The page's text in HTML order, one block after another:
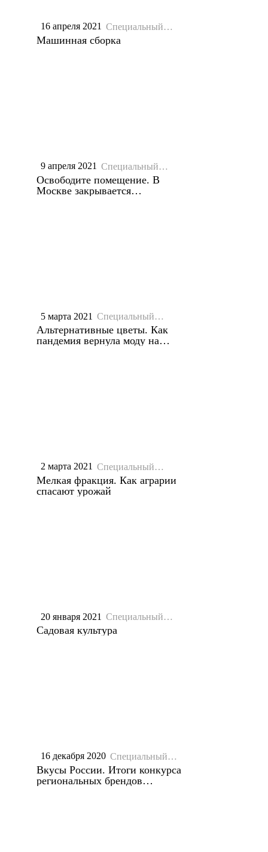
16 апреля 2021 Специальный
Машинная сборка
9 апреля 2021 Специальный
Освободите помещение. В
Москве закрывается
5 марта 2021 Специальный
Альтернативные цветы. Как
пандемия вернула моду на
2 марта 2021 Специальный
репортаж
Мелкая фракция. Как аграрии
спасают урожай
20 января 2021 Специальный
Садовая культура
16 декабря 2020 Специальный
репортаж
Вкусы России. Итоги конкурса
региональных брендов